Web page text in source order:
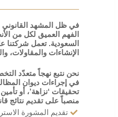
في ظل المشهد القانوني
الفهم العميق لكل من
السعودية. تعمل شركتنا
الإنشاءات والمقاولات،
نحن نتبع نهجاً متعدّد
في إجراءات ديوان
تحقيقات ‘نزاهة’، أو
منصباً على تقديم نتائج
تقديم المشورة